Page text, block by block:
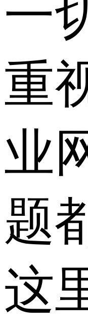
一
重
业
题
这